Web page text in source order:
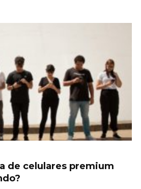
de celulares premium